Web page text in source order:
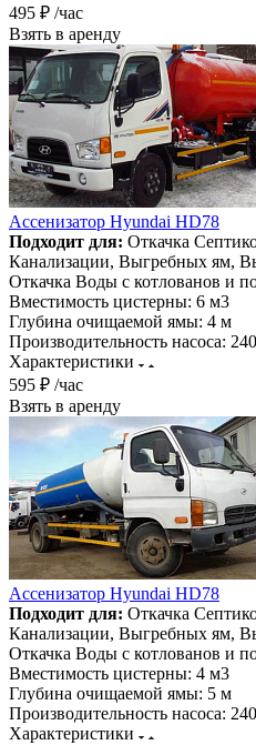
495 ₽ /час
Взять в аренду
Ассенизатор Hyundai HD78
Подходит для: Откачка
Канализации, Выгребных ям,
Откачка Воды с котлованов и
Вместимость цистерны: 6 м3
Глубина очищаемой ямы: 4 м
Производительность насоса:
Характеристики
595 ₽ /час
Взять в аренду
Ассенизатор Hyundai HD78
Подходит для: Откачка
Канализации, Выгребных ям,
Откачка Воды с котлованов и
Вместимость цистерны: 4 м3
Глубина очищаемой ямы: 5 м
Производительность насоса:
Характеристики